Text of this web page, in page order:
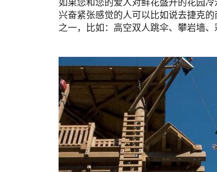
兴奋紧张感觉的人可以比如说去捷克的
之一，比如：高空双人跳伞、攀岩墙